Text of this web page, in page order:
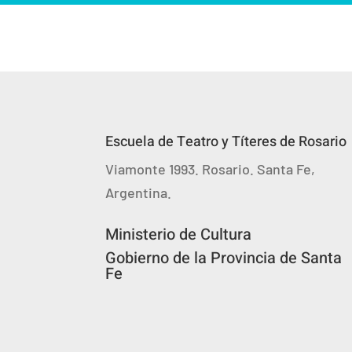
Escuela de Teatro y Títeres de Rosario
Viamonte 1993. Rosario. Santa Fe,
Argentina.
Ministerio de Cultura
Gobierno de la Provincia de Santa
Fe